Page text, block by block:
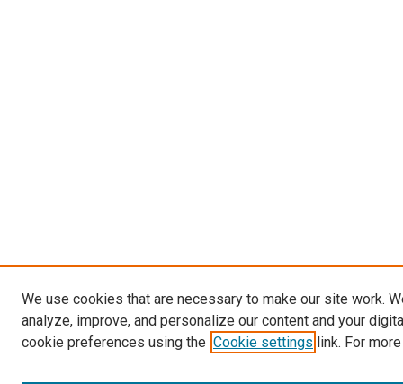
We use cookies that are necessary to make our site work.
analyze, improve, and personalize our content and your
cookie preferences using the Cookie settings link. For